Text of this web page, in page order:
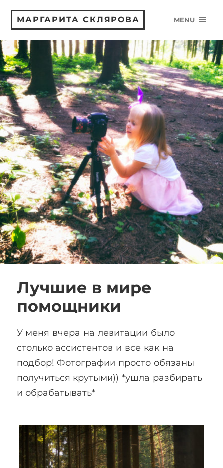
МАРГАРИТА СКЛЯРОВА MENU
Лучшие в мире
помощники
У меня вчера на левитации было
столько ассистентов и все как на
подбор! Фотографии просто обязаны
получиться крутыми)) *ушла разбирать
и обрабатывать*